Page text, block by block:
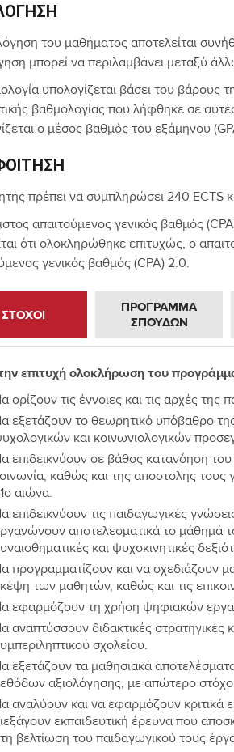
του μαθήματος αποτελείται
μπορεί να περιλαμβάνει μεταξύ
υπολογίζεται βάσει του βάρους
βαθμολογίας που λήφθηκε σε
ο μέσος βαθμός του εξάμηνου
πρέπει να συμπληρώσει 240 ECTS
απαιτούμενος γενικός βαθμός
ότι ολοκληρώθηκε επιτυχώς, ο
γενικός βαθμός (CPA) 2.0.
ΣΤΟΧΟΙ
ΠΡΟΓΡΑΜΜΑ
ΣΠΟΥΔΩΝ
επιτυχή ολοκλήρωση του
ορίζουν τις έννοιες και τις αρχές
εξετάζουν το θεωρητικό υπόβαθρο
και κοινωνιολογικών
επιδεικνύουν σε βάθος κατανόηση
καθώς και της αποστολής
αιώνα.
επιδεικνύουν τις παιδαγωγικές
αποτελεσματικά το μάθημά
και ψυχοκινητικές
προγραμματίζουν και να σχεδιάζουν
των μαθητών, καθώς και τις
εφαρμόζουν τη χρήση ψηφιακών
αναπτύσσουν διδακτικές στρατηγικές
σχολείου.
εξετάζουν τα μαθησιακά
αξιολόγησης, με απώτερο στόχο
αναλύουν και να εφαρμόζουν κριτικά
εκπαιδευτική έρευνα που
βελτίωση του παιδαγωγικού τους